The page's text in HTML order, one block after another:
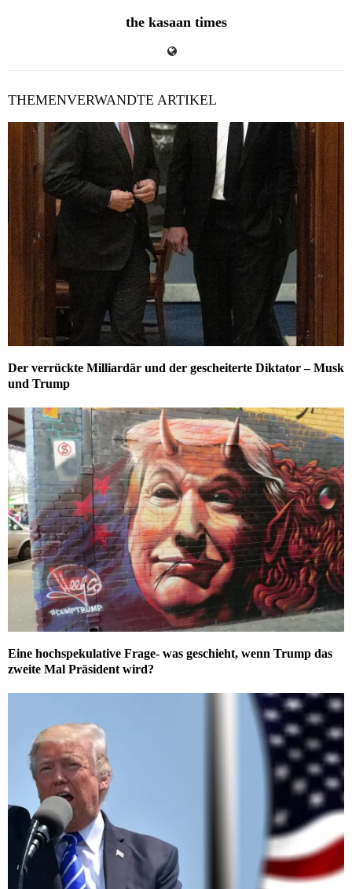
the kasaan times
THEMENVERWANDTE ARTIKEL
Der verrückte Milliardär und der gescheiterte Diktator – Musk
und Trump
Eine hochspekulative Frage- was geschieht, wenn Trump das
zweite Mal Präsident wird?